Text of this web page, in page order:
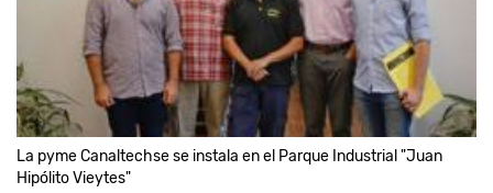
La pyme Canaltechse se instala en el Parque Industrial "Juan
Hipólito Vieytes"